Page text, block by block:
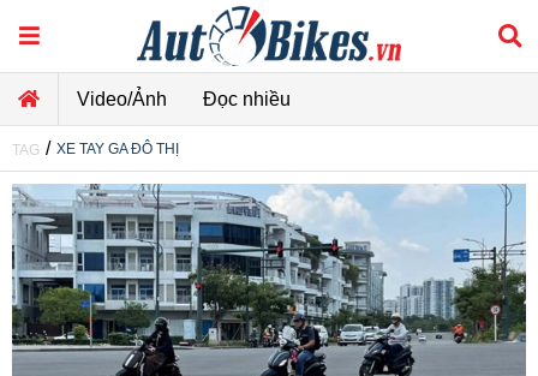
Video/Ảnh Đọc nhiều
TAG / XE TAY GA ĐÔ THỊ